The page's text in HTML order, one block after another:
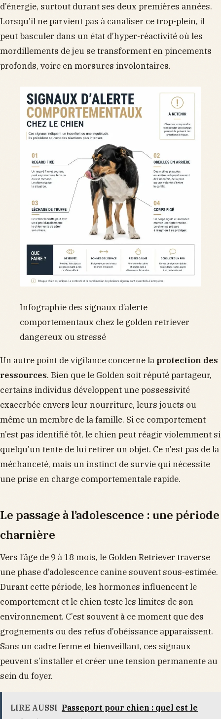
d’énergie, surtout durant ses deux premières années.
Lorsqu’il ne parvient pas à canaliser ce trop-plein, il
peut basculer dans un état d’hyper-réactivité où les
mordillements de jeu se transforment en pincements
profonds, voire en morsures involontaires.
Infographie des signaux d’alerte
comportementaux chez le golden retriever
dangereux ou stressé
Un autre point de vigilance concerne la protection des
ressources. Bien que le Golden soit réputé partageur,
certains individus développent une possessivité
exacerbée envers leur nourriture, leurs jouets ou
même un membre de la famille. Si ce comportement
n’est pas identifié tôt, le chien peut réagir violemment si
quelqu’un tente de lui retirer un objet. Ce n’est pas de la
méchanceté, mais un instinct de survie qui nécessite
une prise en charge comportementale rapide.
Le passage à l’adolescence : une période
charnière
Vers l’âge de 9 à 18 mois, le Golden Retriever traverse
une phase d’adolescence canine souvent sous-estimée.
Durant cette période, les hormones influencent le
comportement et le chien teste les limites de son
environnement. C’est souvent à ce moment que des
grognements ou des refus d’obéissance apparaissent.
Sans un cadre ferme et bienveillant, ces signaux
peuvent s’installer et créer une tension permanente au
sein du foyer.
LIRE AUSSI Passeport pour chien : quel est le